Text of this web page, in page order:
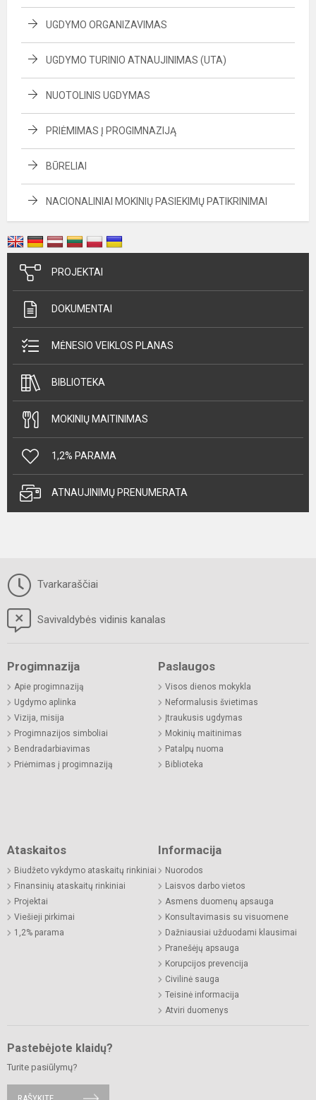
UGDYMO ORGANIZAVIMAS
UGDYMO TURINIO ATNAUJINIMAS (UTA)
NUOTOLINIS UGDYMAS
PRIĖMIMAS Į PROGIMNAZIJĄ
BŪRELIAI
NACIONALINIAI MOKINIŲ PASIEKIMŲ PATIKRINIMAI
PROJEKTAI
DOKUMENTAI
MĖNESIO VEIKLOS PLANAS
BIBLIOTEKA
MOKINIŲ MAITINIMAS
1,2% PARAMA
ATNAUJINIMŲ PRENUMERATA
Tvarkaraščiai
Savivaldybės vidinis kanalas
Progimnazija
Apie progimnaziją
Ugdymo aplinka
Vizija, misija
Progimnazijos simboliai
Bendradarbiavimas
Priėmimas į progimnaziją
Paslaugos
Visos dienos mokykla
Neformalusis švietimas
Įtraukusis ugdymas
Mokinių maitinimas
Patalpų nuoma
Biblioteka
Ataskaitos
Biudžeto vykdymo ataskaitų rinkiniai
Finansinių ataskaitų rinkiniai
Projektai
Viešieji pirkimai
1,2% parama
Informacija
Nuorodos
Laisvos darbo vietos
Asmens duomenų apsauga
Konsultavimasis su visuomene
Dažniausiai užduodami klausimai
Pranešėjų apsauga
Korupcijos prevencija
Civilinė sauga
Teisinė informacija
Atviri duomenys
Pastebėjote klaidų?
Turite pasiūlymų?